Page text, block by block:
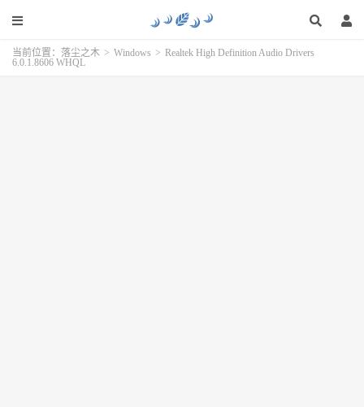
当前位置： 落尘之木 > Windows > Realtek High Definition Audio Drivers
6.0.1.8606 WHQL